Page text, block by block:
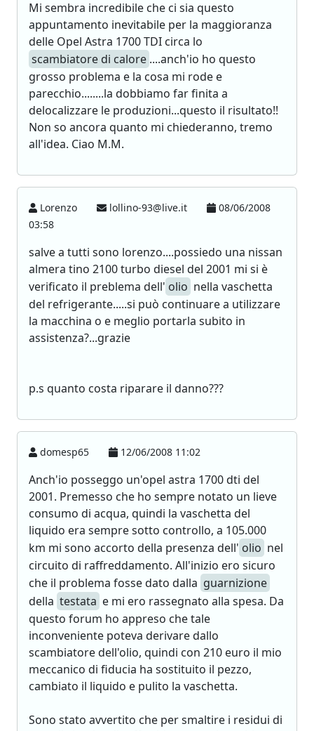
Mi sembra incredibile che ci sia questo
appuntamento inevitabile per la maggioranza
delle Opel Astra 1700 TDI circa lo
scambiatore di calore ....anch'io ho questo
grosso problema e la cosa mi rode e
parecchio........la dobbiamo far finita a
delocalizzare le produzioni...questo il risultato!!
Non so ancora quanto mi chiederanno, tremo
all'idea. Ciao M.M.
Lorenzo lollino-93@live.it
08/06/2008
03:58
salve a tutti sono lorenzo....possiedo una nissan
almera tino 2100 turbo diesel del 2001 mi si è
verificato il preblema dell' olio nella vaschetta
del refrigerante.....si può continuare a utilizzare
la macchina o e meglio portarla subito in
assistenza?...grazie
p.s quanto costa riparare il danno???
domesp65 12/06/2008 11:02
Anch'io posseggo un'opel astra 1700 dti del
2001. Premesso che ho sempre notato un lieve
consumo di acqua, quindi la vaschetta del
liquido era sempre sotto controllo, a 105.000
km mi sono accorto della presenza dell' olio nel
circuito di raffreddamento. All'inizio ero sicuro
che il problema fosse dato dalla guarnizione
della testata e mi ero rassegnato alla spesa. Da
questo forum ho appreso che tale
inconveniente poteva derivare dallo
scambiatore dell'olio, quindi con 210 euro il mio
meccanico di fiducia ha sostituito il pezzo,
cambiato il liquido e pulito la vaschetta.
Sono stato avvertito che per smaltire i residui di